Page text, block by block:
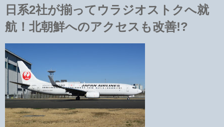
日系2社が揃ってウラジオストクへ就
航！北朝鮮へのアクセスも改善!?